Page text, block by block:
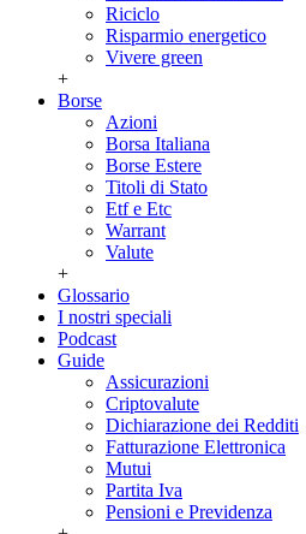
Riciclo
Risparmio energetico
Vivere green
+
Borse
Azioni
Borsa Italiana
Borse Estere
Titoli di Stato
Etf e Etc
Warrant
Valute
+
Glossario
I nostri speciali
Podcast
Guide
Assicurazioni
Criptovalute
Dichiarazione dei Redditi
Fatturazione Elettronica
Mutui
Partita Iva
Pensioni e Previdenza